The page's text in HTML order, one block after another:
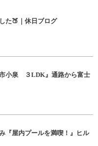
た🍑｜休日ブログ
小泉 ３LDK』通路から富士
『屋内プールを満喫！』ヒル